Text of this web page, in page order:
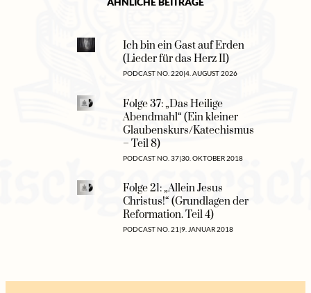
Ich bin ein Gast auf Erden
(Lieder für das Herz II)
PODCAST NO. 220|4. AUGUST 2026
Folge 37: „Das Heilige
Abendmahl“ (Ein kleiner
Glaubenskurs/Katechismus
– Teil 8)
PODCAST NO. 37|30. OKTOBER 2018
Folge 21: „Allein Jesus
Christus!“ (Grundlagen der
Reformation. Teil 4)
PODCAST NO. 21 |9. JANUAR 2018